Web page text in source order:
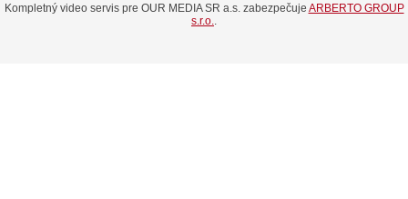
Kompletný video servis pre OUR MEDIA SR a.s. zabezpečuje ARBERTO GROUP
s.r.o.